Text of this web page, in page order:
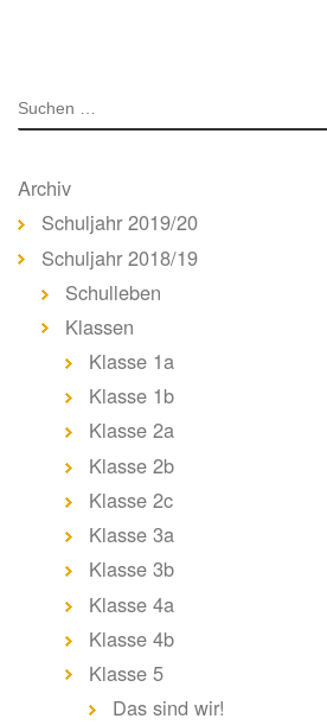
SUCHE
Archiv
Schuljahr 2019/20
Schuljahr 2018/19
Schulleben
Klassen
Klasse 1a
Klasse 1b
Klasse 2a
Klasse 2b
Klasse 2c
Klasse 3a
Klasse 3b
Klasse 4a
Klasse 4b
Klasse 5
Das sind wir!